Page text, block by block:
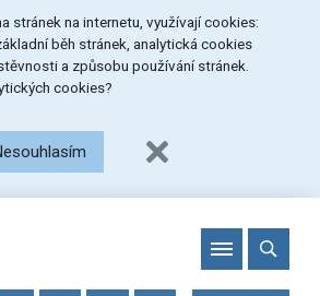
stránek na internetu, využívají cookies:
běh stránek, analytická cookies
a způsobu používání stránek.
cookies?